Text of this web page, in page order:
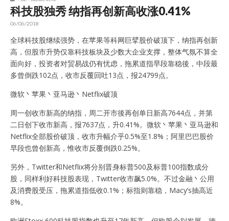
科技股独秀 纳指再创新高收涨0.41%
06/06/2018
全球科技股继续强势，在苹果等科网巨擘股价破顶下，纳指再创新
高，但股市升势仅靠科技板块及少数大企业支撑，整体气氛不算全
面向好，投资者对贸易战仍有忧虑，拖累道指早段靠稳後，中段最
多曾倒跌102点，收市反覆回吐13点，报24799点。
微软丶苹果丶亚马逊丶Netflix破顶
周一创收市新高的纳指，周二开市後再创单日新高7644点，并第
二日创下收市新高，报7637点，升0.41%。微软丶苹果丶亚马逊和
Netflix全部股价破顶，收市升幅介乎0.5%至1.8%；阿里巴巴股价
早段也曾创新高，惟收市反覆倒跌0.25%。
另外，Twitter和Netflix将分别晋身标普500及标普100指数成分
股，同样利好科技股表现，Twitter收市飙5.0%。不过金融丶公用
及消费股受压，拖累道指低收0.1%；标指则靠稳，Macy’s抽高近
8%。